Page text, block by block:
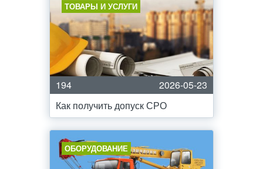
ТОВАРЫ И УСЛУГИ
194
2026-05-23
Как получить допуск СРО
ОБОРУДОВАНИЕ